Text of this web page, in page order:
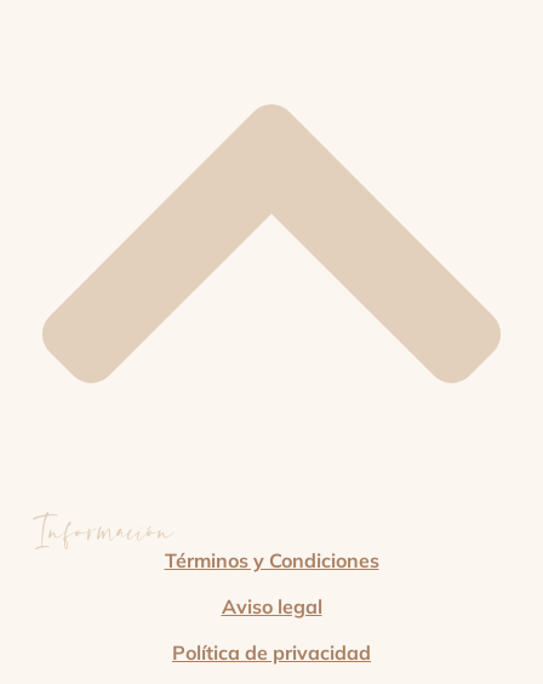
InformaciónTérminos y Condiciones
Aviso legal
Política de privacidad